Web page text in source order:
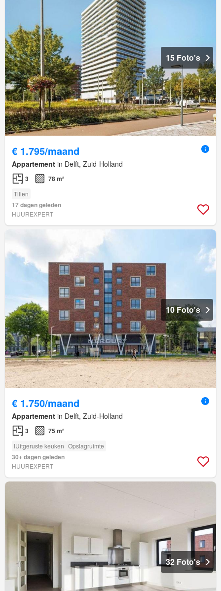
15 Foto's
€ 1.795/maand
Appartement in Delft, Zuid-Holland
3 78 m²
Tillen
17 dagen geleden
HUUREXPERT
10 Foto's
€ 1.750/maand
Appartement in Delft, Zuid-Holland
3 75 m²
IUitgeruste keuken Opslagruimte
30+ dagen geleden
HUUREXPERT
32 Foto's